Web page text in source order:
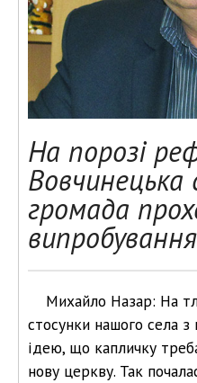
На порозі
Вовчинецька
громада
Михайло Назар: На
стосунки нашого села
ідею, що капличку
нову церкву. Так